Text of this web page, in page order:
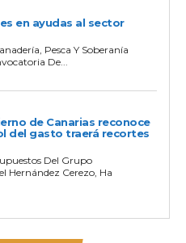
en ayudas al sector
Pesca Y Soberanía
De...
de Canarias reconoce
del gasto traerá recortes
Del Grupo
Hernández Cerezo, Ha